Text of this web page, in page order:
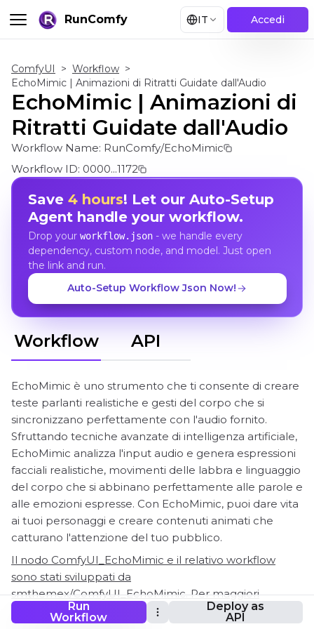
RunComfy IT Accedi
Run
Workflow
Deploy as
API
ComfyUI > Workflow >
EchoMimic | Animazioni di Ritratti Guidate dall'Audio
EchoMimic | Animazioni di
Ritratti Guidate dall'Audio
Workflow Name: RunComfy/EchoMimic
Workflow ID: 0000...1172
Save 4 hours! Let our Auto-Setup
Agent handle your workflow.
Drop your workflow.json- we handle every
dependency, custom node, and model. Just open
the link and run.
Auto-Setup Workflow Json Now!
Workflow API
EchoMimic è uno strumento che ti consente di creare
teste parlanti realistiche e gesti del corpo che si
sincronizzano perfettamente con l'audio fornito.
Sfruttando tecniche avanzate di intelligenza artificiale,
EchoMimic analizza l'input audio e genera espressioni
facciali realistiche, movimenti delle labbra e linguaggio
del corpo che si abbinano perfettamente alle parole e
alle emozioni espresse. Con EchoMimic, puoi dare vita
ai tuoi personaggi e creare contenuti animati che
catturano l'attenzione del tuo pubblico.
Il nodo ComfyUI_EchoMimic e il relativo workflow
sono stati sviluppati da
smthemex/ComfyUI_EchoMimic. Per maggiori
informazioni, visita il GitHub di smthemex.